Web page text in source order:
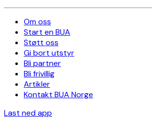
Om oss
Start en BUA
Støtt oss
Gi bort utstyr
Bli partner
Bli frivillig
Artikler
Kontakt BUA Norge
Last ned app